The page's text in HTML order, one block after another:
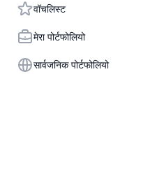
वॉचलिस्ट
मेरा पोर्टफोलियो
सार्वजनिक पोर्टफोलियो